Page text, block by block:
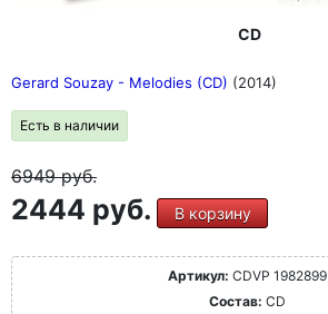
CD
Gerard Souzay - Melodies (CD) (2014)
Есть в наличии
6949руб.
2444 руб. В корзину
Артикул: CDVP 1982899
Состав: CD